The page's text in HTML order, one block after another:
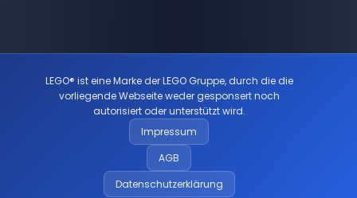
LEGO® ist eine Marke der LEGO Gruppe, durch die die
vorliegende Webseite weder gesponsert noch
autorisiert oder unterstützt wird.
Impressum
AGB
Datenschutzerklärung